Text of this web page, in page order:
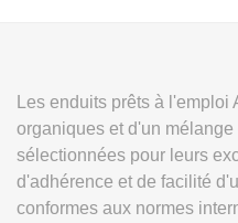
Les enduits prêts à
organiques et d'un
sélectionnées pour leurs
d'adhérence et de facilité
conformes aux normes